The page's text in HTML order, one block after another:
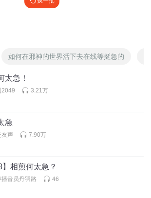
隋朝传两代，他自己也“功不可没”
如何在邪神的世界活下去在线等挺急的
太急！
2049 3.21万
急
友声 7.90万
】相煎何太急？
播音员丹羽路 46